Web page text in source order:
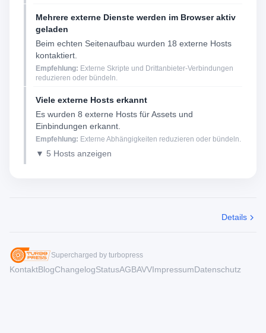
Mehrere externe Dienste werden im Browser aktiv
geladen
Beim echten Seitenaufbau wurden 18 externe Hosts
kontaktiert.
Empfehlung: Externe Skripte und Drittanbieter-Verbindungen
reduzieren oder bündeln.
Viele externe Hosts erkannt
Es wurden 8 externe Hosts für Assets und
Einbindungen erkannt.
Empfehlung: Externe Abhängigkeiten reduzieren oder bündeln.
▼ 5 Hosts anzeigen
Details
Supercharged by turbopress
KontaktBlogChangelogStatusAGBAVVImpressumDatenschutz